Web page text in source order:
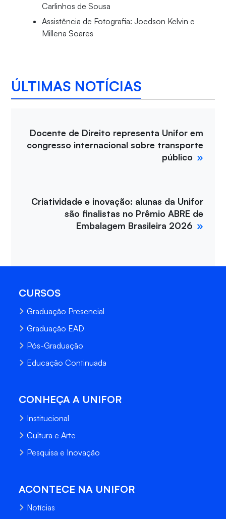
Carlinhos de Sousa
Assistência de Fotografia: Joedson Kelvin e
Millena Soares
ÚLTIMAS NOTÍCIAS
Docente de Direito representa Unifor em
congresso internacional sobre transporte
público
Criatividade e inovação: alunas da Unifor
são finalistas no Prêmio ABRE de
Embalagem Brasileira 2026
CURSOS
Graduação Presencial
Graduação EAD
Pós-Graduação
Educação Continuada
CONHEÇA A UNIFOR
Institucional
Cultura e Arte
Pesquisa e Inovação
ACONTECE NA UNIFOR
Notícias